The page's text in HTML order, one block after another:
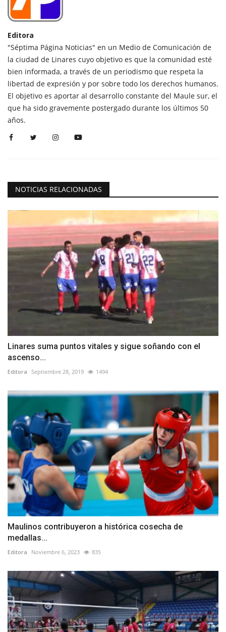
Editora
"Séptima Página Noticias" en un Medio de Comunicación de
la ciudad de Linares cuyo objetivo es que la comunidad esté
bien informada, a través de un periodismo que respeta la
libertad de expresión y por sobre todo los derechos humanos.
El objetivo es aportar al desarrollo constante del Maule sur, el
que ha sido gravemente postergado durante los últimos 50
años.
NOTICIAS RELACIONADAS
Linares suma puntos vitales y sigue soñando con el
ascenso...
Editora Septiembre 28, 2019 1494
Maulinos contribuyeron a histórica cosecha de
medallas...
Editora Noviembre 6, 2023 835